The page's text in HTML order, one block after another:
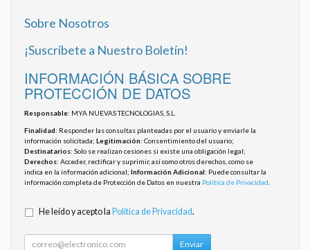
Sobre Nosotros
¡Suscríbete a Nuestro Boletín!
INFORMACIÓN BÁSICA SOBRE
PROTECCIÓN DE DATOS
Responsable: MYA NUEVAS TECNOLOGIAS, S.L.
Finalidad: Responder las consultas planteadas por el usuario y enviarle la
información solicitada; Legitimación: Consentimiento del usuario;
Destinatarios: Solo se realizan cesiones si existe una obligación legal;
Derechos: Acceder, rectificar y suprimir, así como otros derechos, como se
indica en la información adicional; Información Adicional: Puede consultar la
información completa de Protección de Datos en nuestra Política de Privacidad
He leído y acepto la Política de Privacidad.
Enviar